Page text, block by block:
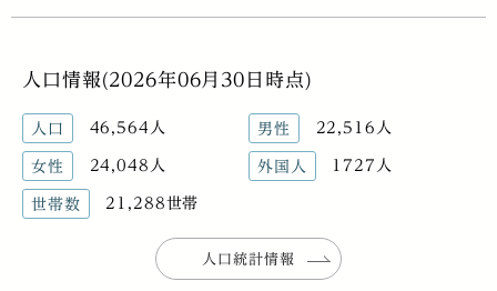
人口情報(2026年06月30日時点)
人口 46,564人 男性 22,516人
女性 24,048人 外国人 1727人
世帯数 21,288世帯
人口統計情報